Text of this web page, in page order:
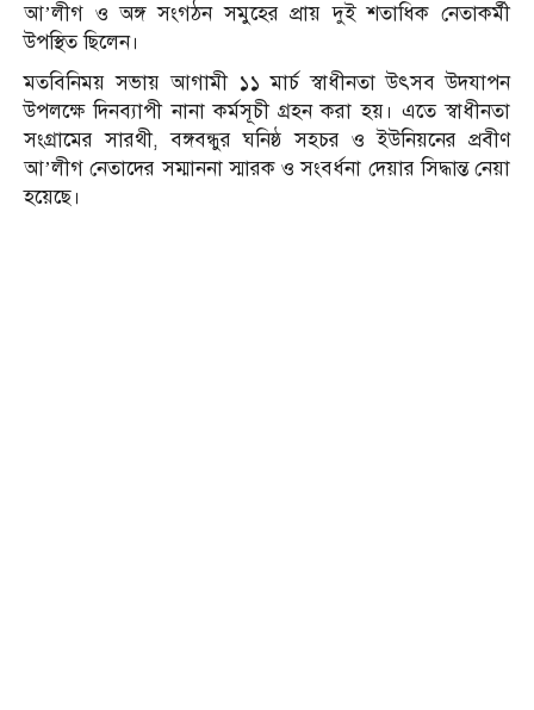
আ’লীগ ও অঙ্গ সংগঠন সমুহের প্রায় দুই শতাধিক নেতাকর্মী
উপস্থিত ছিলেন।
মতবিনিময় সভায় আগামী ১১ মার্চ স্বাধীনতা উৎসব উদযাপন
উপলক্ষে দিনব্যাপী নানা কর্মসূচী গ্রহন করা হয়। এতে স্বাধীনতা
সংগ্রামের সারথী, বঙ্গবন্ধুর ঘনিষ্ঠ সহচর ও ইউনিয়নের প্রবীণ
আ’লীগ নেতাদের সম্মাননা স্মারক ও সংবর্ধনা দেয়ার সিদ্ধান্ত নেয়া
হয়েছে।